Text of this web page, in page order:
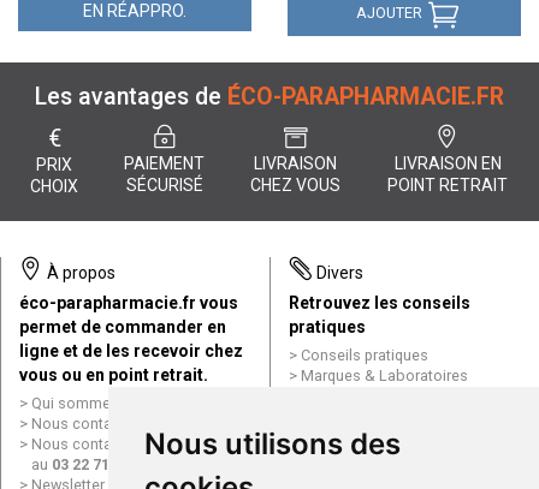
Nous utilisons des
EN RÉAPPRO.
AJOUTER
Les avantages de ÉCO-PARAPHARMACIE.FR
€
PRIX
CHOIX
PAIEMENT
SÉCURISÉ
LIVRAISON
CHEZ VOUS
LIVRAISON EN
POINT RETRAIT
À propos
éco-parapharmacie.fr vous
permet de commander en
ligne et de les recevoir chez
vous ou en point retrait.
Qui sommes nous ?
Nous contacter par e-mail
Nous contacter par téléphone
au 03 22 71 64 10
Newsletter
Divers
Retrouvez les conseils
pratiques
Conseils pratiques
Marques & Laboratoires
Mentions légales
Données personnelles